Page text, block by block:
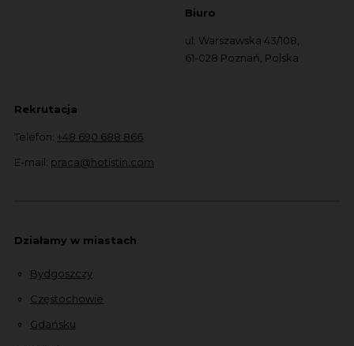
Biuro
ul. Warszawska 43/108,
61-028 Poznań, Polska
Rekrutacja
Telefon: +48 690 688 866
E-mail: praca@hotistin.com
Działamy w miastach
Bydgoszczy
Częstochowie
Gdańsku